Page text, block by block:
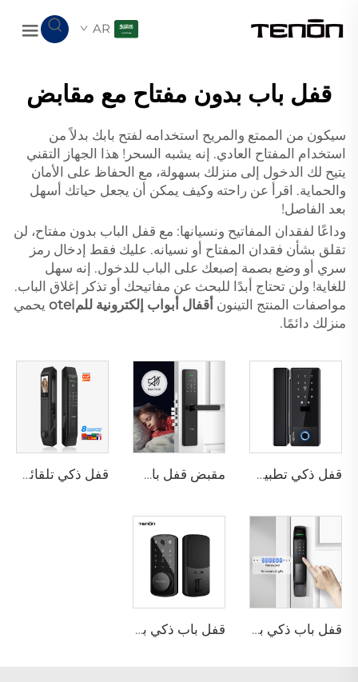
AR
قفل باب بدون مفتاح مع مقابض
سيكون من الممتع والمريح استخدامه لفتح بابك بدلاً من
استخدام المفتاح العادي. إنه يشبه السحر! هذا الجهاز التقني
يتيح لك الدخول إلى منزلك بسهولة، مع الحفاظ على الأمان
والحماية. اقرأ عن راحته وكيف يمكن أن يجعل حياتك أسهل
بعد الفاصل!
وداعًا لفقدان المفاتيح ونسيانها: مع قفل الباب بدون مفتاح، لن
تقلق بشأن فقدان المفتاح أو نسيانه. عليك فقط إدخال رمز
سري أو وضع بصمة إصبعك على الباب للدخول. إنه سهل
للغاية! ولن تحتاج أبدًا للبحث عن مفاتيحك أو تذكر إغلاق الباب.
مواصفات المنتج التينون أقفال أبواب إلكترونية للمotel
يحمي
منزلك دائمًا.
قفل ذكي تطبيق تويا واي فاي كلمة المرور البطاقات & مفتاح ميكانيكي فك القفل قفل الباب الزجاجي الإلكتروني مع التحكم في قفل TT K5 مقبض قفل باب بصمة الإصبع المنزلي Tuya T15 قفل ذكي تلقائي للباب باستخدام بصمة الوجه D7 Pro
قفل باب ذكي بالمفتاح البيومتري مع واي فاي وبطاقة شبكة RFID + مفتاح ميكانيكي + بطاقة A2 قفل باب ذكي بيومتري باستخدام بصمة الإصبع للفنادق مع بطاقة مفتاح Tenon K7